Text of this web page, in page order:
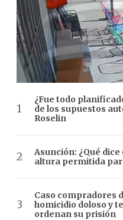
¿Fue todo
de los supuestos
Roselin
Asunción: ¿Qué
altura permitida
Caso compradores
homicidio doloso y
ordenan su prisión